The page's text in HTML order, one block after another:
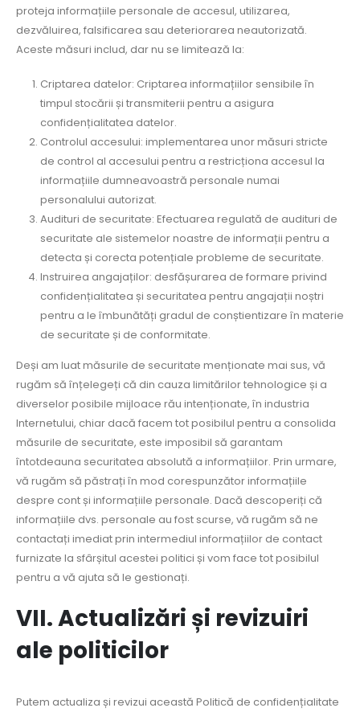
proteja informațiile personale de accesul, utilizarea,
dezvăluirea, falsificarea sau deteriorarea neautorizată.
Aceste măsuri includ, dar nu se limitează la:
Criptarea datelor: Criptarea informațiilor sensibile în
timpul stocării și transmiterii pentru a asigura
confidențialitatea datelor.
Controlul accesului: implementarea unor măsuri stricte
de control al accesului pentru a restricționa accesul la
informațiile dumneavoastră personale numai
personalului autorizat.
Audituri de securitate: Efectuarea regulată de audituri de
securitate ale sistemelor noastre de informații pentru a
detecta și corecta potențiale probleme de securitate.
Instruirea angajaților: desfășurarea de formare privind
confidențialitatea și securitatea pentru angajații noștri
pentru a le îmbunătăți gradul de conștientizare în materie
de securitate și de conformitate.
Deși am luat măsurile de securitate menționate mai sus, vă
rugăm să înțelegeți că din cauza limitărilor tehnologice și a
diverselor posibile mijloace rău intenționate, în industria
Internetului, chiar dacă facem tot posibilul pentru a consolida
măsurile de securitate, este imposibil să garantam
întotdeauna securitatea absolută a informațiilor. Prin urmare,
vă rugăm să păstrați în mod corespunzător informațiile
despre cont și informațiile personale. Dacă descoperiți că
informațiile dvs. personale au fost scurse, vă rugăm să ne
contactați imediat prin intermediul informațiilor de contact
furnizate la sfârșitul acestei politici și vom face tot posibilul
pentru a vă ajuta să le gestionați.
VII. Actualizări și revizuiri
ale politicilor
Putem actualiza și revizui această Politică de confidențialitate